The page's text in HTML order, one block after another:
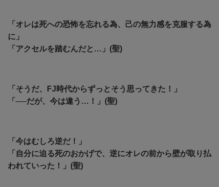
「オレは死への恐怖を忘れる為、己の無力感を克服する為
に」
「アクセルを踏むんだと…」(聖)
「そうだ、FJ時代からずっとそう思ってきた！」
「──だが、今は違う…！」(聖)
「今はむしろ逆だ！」
「自分に迫る死のおかげで、逆にオレの前から壁が取り払
われていった！」(聖)